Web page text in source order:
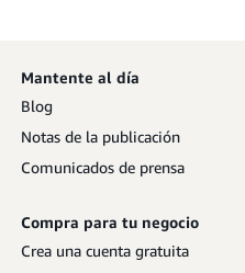
Mantente al día
Blog
Notas de la publicación
Comunicados de prensa
Compra para tu negocio
Crea una cuenta gratuita